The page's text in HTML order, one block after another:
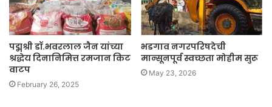
पद्मश्री डॉ.भवरलाल जैन यांच्या
श्रद्धेय दिनानिमित्त रमजान किट
वाटप
February 26, 2025
भडगाव नगरपरिषदेची
मान्सूनपूर्व स्वच्छता मोहीम सुरू
May 23, 2026